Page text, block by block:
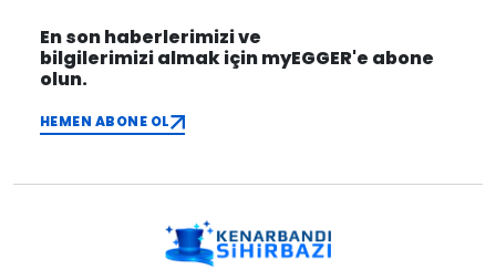
En son haberlerimizi ve
bilgilerimizi almak için myEGGER'e abone
olun.
HEMEN ABONE OL